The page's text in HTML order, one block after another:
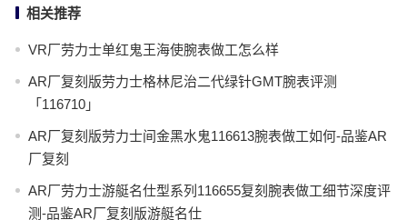
相关推荐
VR厂劳力士单红鬼王海使腕表做工怎么样
AR厂复刻版劳力士格林尼治二代绿针GMT腕表评测
「116710」
AR厂复刻版劳力士间金黑水鬼116613腕表做工如何-品鉴AR
厂复刻
AR厂劳力士游艇名仕型系列116655复刻腕表做工细节深度评
测-品鉴AR厂复刻版游艇名仕